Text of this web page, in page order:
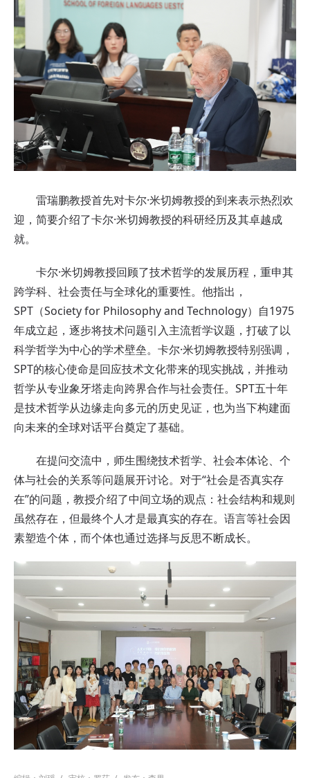
雷瑞鹏教授首先对卡尔·米切姆教授的到来表示热烈欢
迎，简要介绍了卡尔·米切姆教授的科研经历及其卓越成
就。
卡尔·米切姆教授回顾了技术哲学的发展历程，重申其
跨学科、社会责任与全球化的重要性。他指出，
SPT（Society for Philosophy and Technology）自1975
年成立起，逐步将技术问题引入主流哲学议题，打破了以
科学哲学为中心的学术壁垒。卡尔·米切姆教授特别强调，
SPT的核心使命是回应技术文化带来的现实挑战，并推动
哲学从专业象牙塔走向跨界合作与社会责任。SPT五十年
是技术哲学从边缘走向多元的历史见证，也为当下构建面
向未来的全球对话平台奠定了基础。
在提问交流中，师生围绕技术哲学、社会本体论、个
体与社会的关系等问题展开讨论。对于“社会是否真实存
在”的问题，教授介绍了中间立场的观点：社会结构和规则
虽然存在，但最终个人才是最真实的存在。语言等社会因
素塑造个体，而个体也通过选择与反思不断成长。